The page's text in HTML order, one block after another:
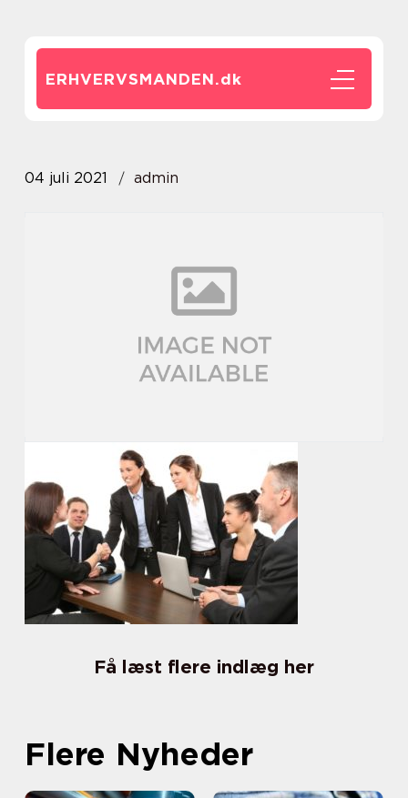
ERHVERVSMANDEN.dk
04 juli 2021 admin
Få læst flere indlæg her
Flere Nyheder